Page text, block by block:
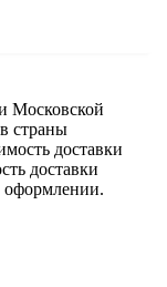
Московской
страны
доставки
доставки
оформлении.